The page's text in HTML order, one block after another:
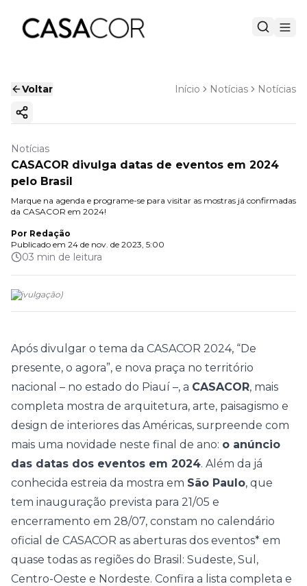
Voltar Início Notícias Notícias
Copiar link
Notícias
CASACOR divulga datas de eventos em 2024
pelo Brasil
Marque na agenda e programe-se para visitar as mostras já confirmadas
da CASACOR em 2024!
Por Redação
Publicado em 24 de nov. de 2023, 5:00
03 min de leitura
(Divulgação)
Após divulgar o tema da CASACOR 2024, “De
presente, o agora”, e nova praça no território
nacional – no estado do Piauí –, a CASACOR, mais
completa mostra de arquitetura, arte, paisagismo e
design de interiores das Américas, surpreende com
mais uma novidade neste final de ano: o anúncio
das datas dos eventos em 2024. Além da já
conhecida estreia da mostra em São Paulo, que
tem inauguração prevista para 21/05 e
encerramento em 28/07, constam no calendário
oficial de CASACOR as aberturas dos eventos* em
quase todas as regiões do Brasil: Sudeste, Sul,
Centro-Oeste e Nordeste. Confira a lista completa e